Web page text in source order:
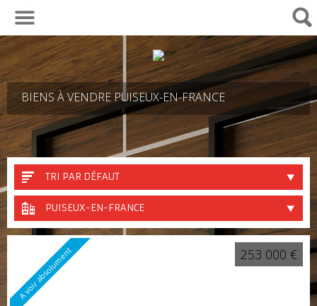
BIENS À VENDRE PUISEUX-EN-FRANCE
TRI PAR DÉFAUT
PUISEUX-EN-FRANCE
A voir absolument 253 000 €